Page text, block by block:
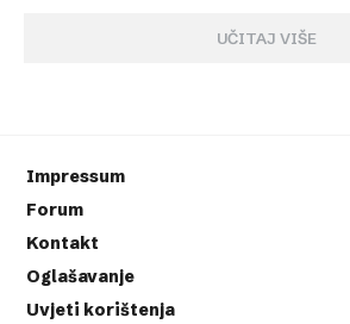
UČITAJ VIŠE
Impressum
Forum
Kontakt
Oglašavanje
Uvjeti korištenja